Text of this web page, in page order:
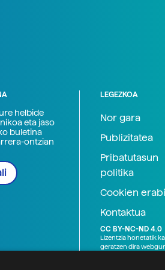
helbide
eta jaso
buletina
ontzian
LEGEZKOA
Nor gara
Publizitatea
Pribatutasun
politika
Cookien
Kontaktua
CC BY-NC-ND 4.0
Lizentzia honetatik
geratzen dira